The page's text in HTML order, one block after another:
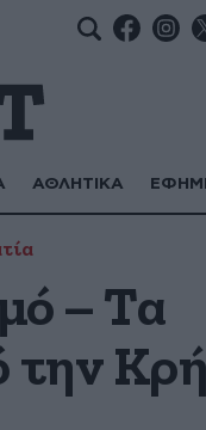
ΑΘΛΗΤΙΚΑ
– Τα